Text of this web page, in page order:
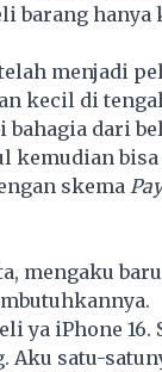
barang hanya
menjadi
kecil di
bahagia dari
kemudian
skema
mengaku
ya iPhone 16.
Aku satu-